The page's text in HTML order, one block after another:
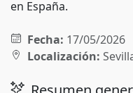
en España.
Fecha: 17/05/2026
Localización: